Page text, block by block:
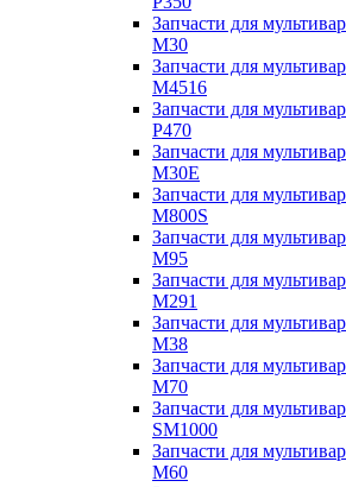
Запчасти для
M30
Запчасти для
M4516
Запчасти для
P470
Запчасти для
M30E
Запчасти для
M800S
Запчасти для
M95
Запчасти для
M291
Запчасти для
M38
Запчасти для
M70
Запчасти для
SM1000
Запчасти для
M60